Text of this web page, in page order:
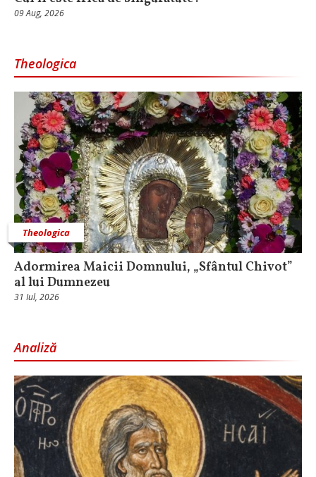
09 Aug, 2026
Theologica
Theologica
Adormirea Maicii Domnului, „Sfântul Chivot”
al lui Dumnezeu
31 Iul, 2026
Analiză